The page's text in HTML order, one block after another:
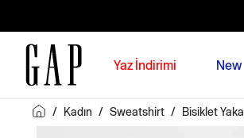
Yaz İndirimi New
/ Kadın / Sweatshirt / Bisiklet Yaka